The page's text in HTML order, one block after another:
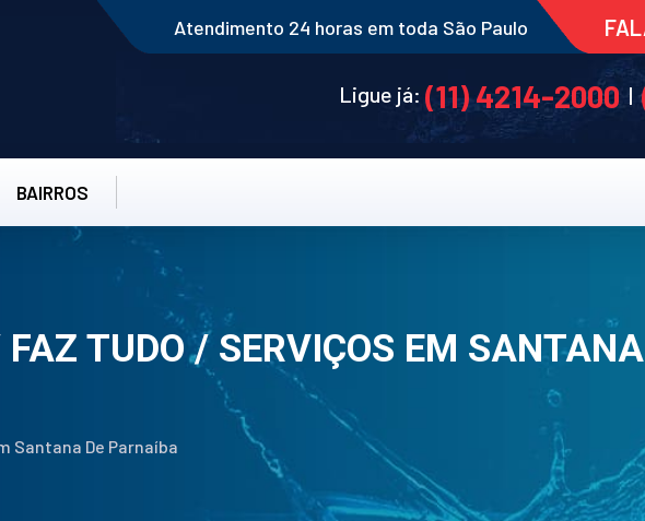
Atendimento 24 horas em toda São Paulo
Ligue já: (11) 4214-2000 |
BAIRROS
TUDO / SERVIÇOS EM
Santana De Parnaíba